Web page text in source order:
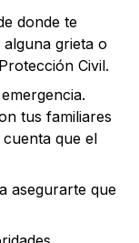
donde te
grieta o
Civil.
tus familiares
que el
asegurarte que